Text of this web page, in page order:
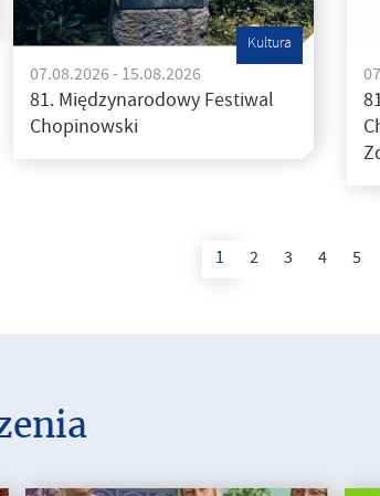
Kultura
07.08.2026 - 15.08.2026
81. Międzynarodowy Festiwal
Chopinowski
1 2 3 4 5